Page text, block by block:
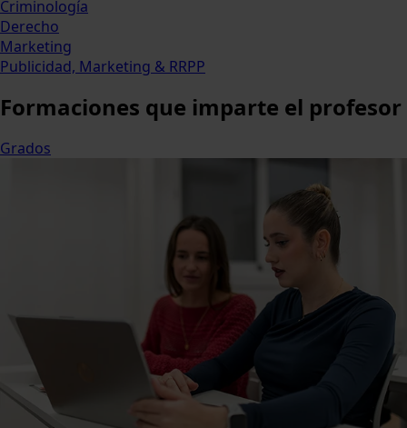
Criminología
Derecho
Marketing
Publicidad, Marketing & RRPP
Formaciones que imparte el profesor
Grados